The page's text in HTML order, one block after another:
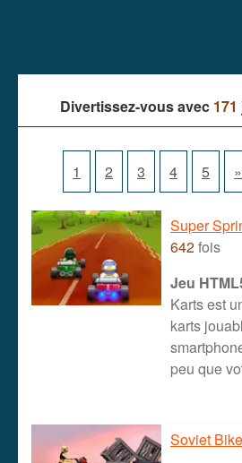
Divertissez-vous avec 171
1 2 3 4 5 »
Super
642fois
Jeu
Karts est
karts
peu que
Soviet Bike